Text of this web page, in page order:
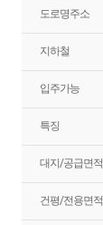
도로명주소
지하철
입주가능
특징
대지/공급면적
건평/전용면적